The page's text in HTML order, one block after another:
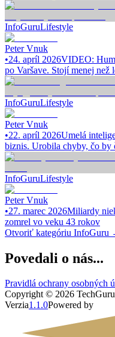
InfoGuruLifestyle
Peter Vnuk
•24. apríl 2026VIDEO:
po Varšave. Stojí menej než
InfoGuruLifestyle
Peter Vnuk
•22. apríl 2026Umelá
biznis. Urobila chyby, čo by
InfoGuruLifestyle
Peter Vnuk
•27. marec 2026Miliardy
zomrel vo veku 43 rokov
Otvoriť kategóriu InfoGuru
Povedali o nás...
Pravidlá ochrany osobných
Copyright © 2026
Verzia1.1.0Powered by